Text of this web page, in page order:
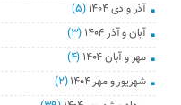
آذر و دی ۱۴۰۴
(۵)
آبان و آذر ۱۴۰۴
(۳)
مهر و آبان ۱۴۰۴
(۴)
شهریور و مهر ۱۴۰۴
(۲)